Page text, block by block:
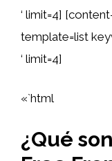
‘ limit=4]
template=list
‘ limit=4]
«`html
¿Qué